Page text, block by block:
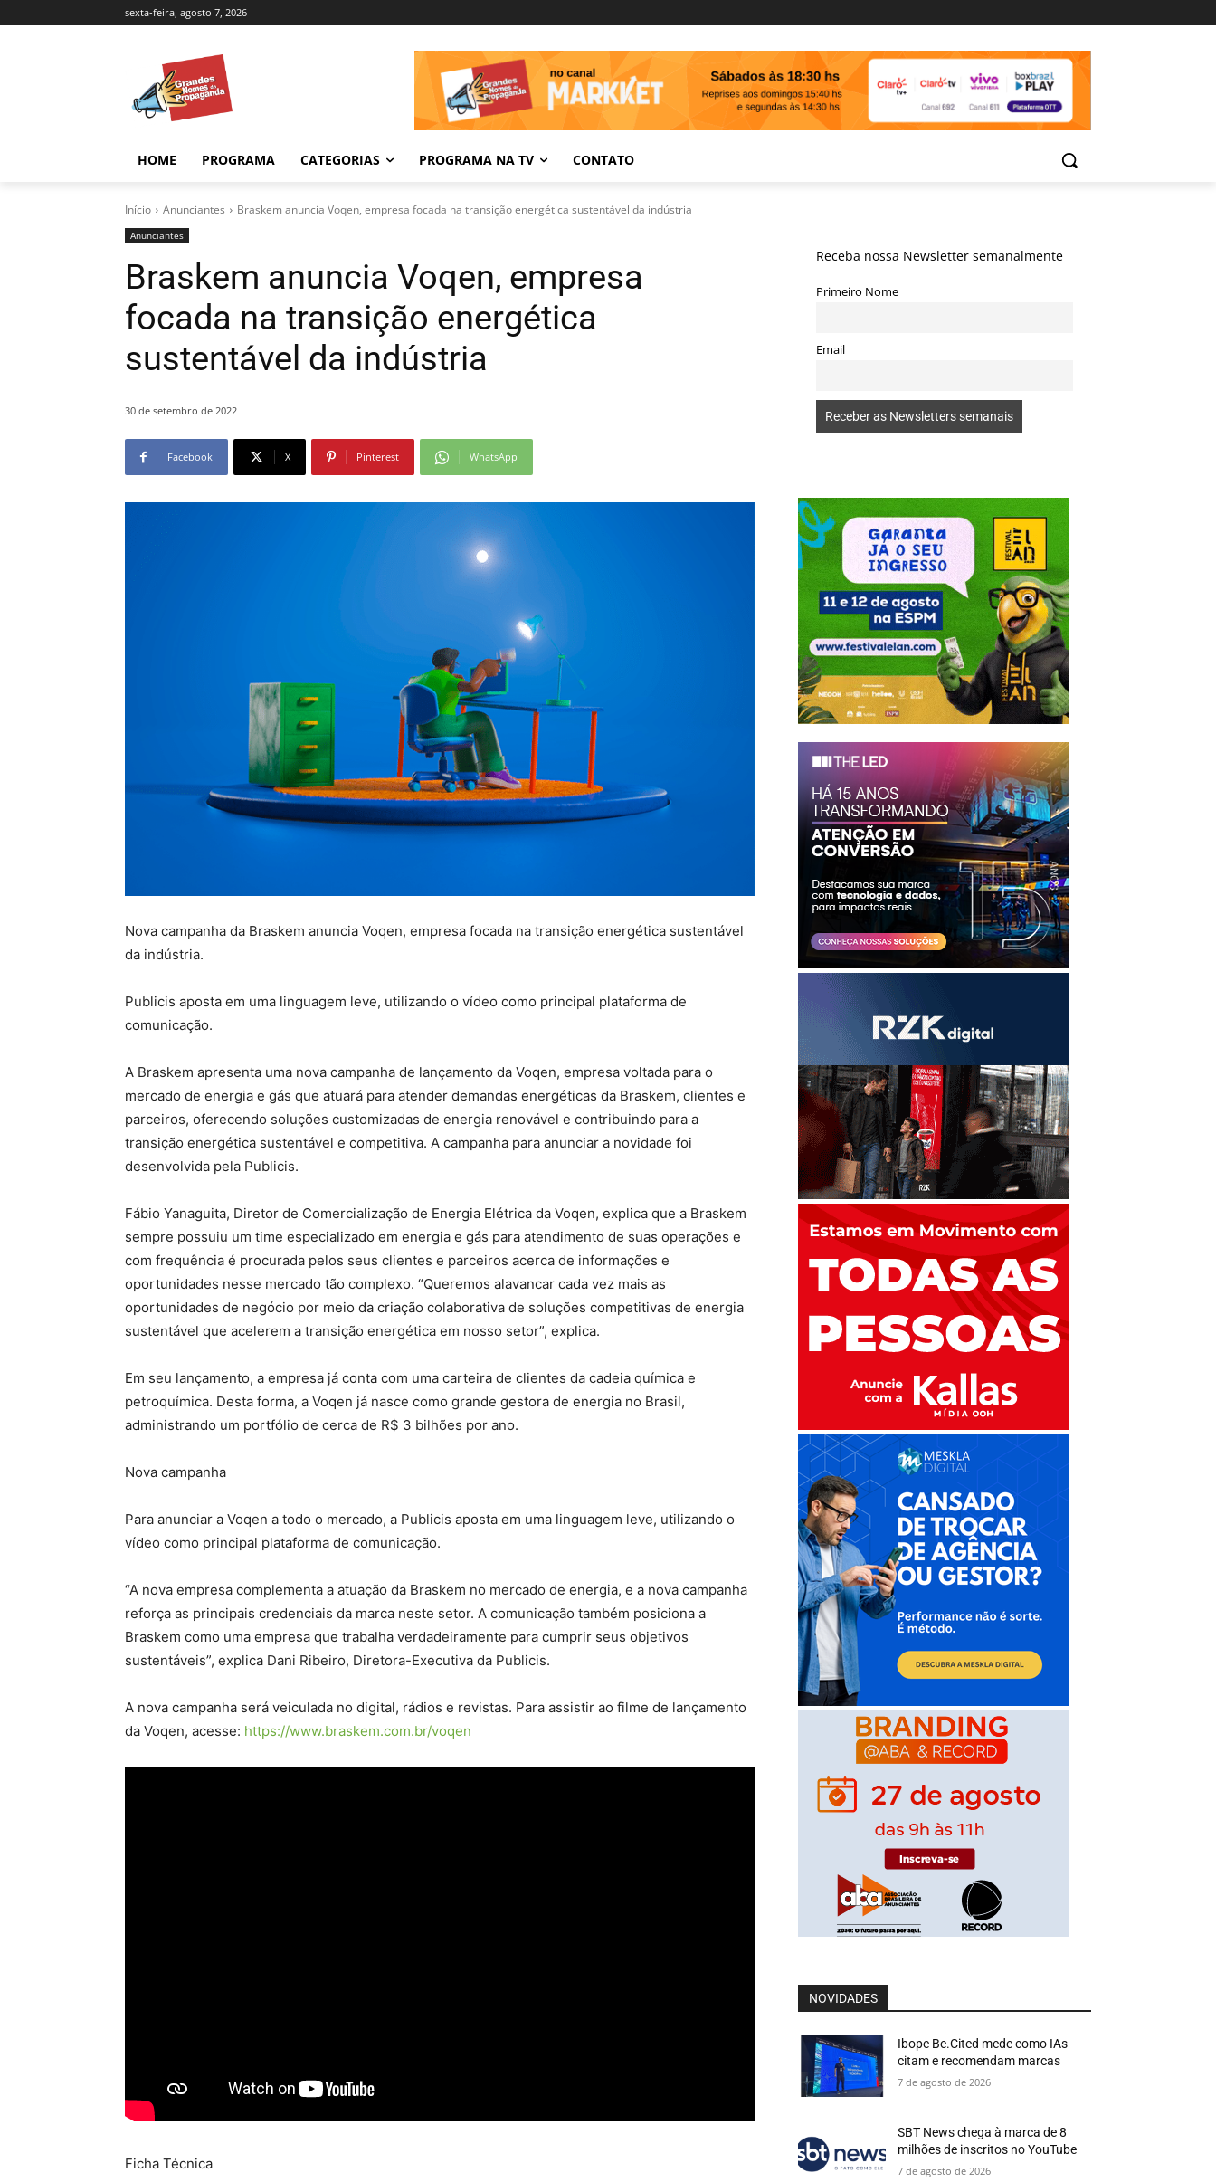
sexta-feira, agosto 7, 2026
HOME PROGRAMA CATEGORIAS PROGRAMA NA TV CONTATO
Início Anunciantes Braskem anuncia Voqen, empresa focada na transição energética sustentável da indústria
Anunciantes
Braskem anuncia Voqen, empresa
focada na transição energética
sustentável da indústria
30 de setembro de 2022
Facebook X Pinterest WhatsApp
Nova campanha da Braskem anuncia Voqen, empresa focada na transição energética sustentável
da indústria.
Publicis aposta em uma linguagem leve, utilizando o vídeo como principal plataforma de
comunicação.
A Braskem apresenta uma nova campanha de lançamento da Voqen, empresa voltada para o
mercado de energia e gás que atuará para atender demandas energéticas da Braskem, clientes e
parceiros, oferecendo soluções customizadas de energia renovável e contribuindo para a
transição energética sustentável e competitiva. A campanha para anunciar a novidade foi
desenvolvida pela Publicis.
Fábio Yanaguita, Diretor de Comercialização de Energia Elétrica da Voqen, explica que a Braskem
sempre possuiu um time especializado em energia e gás para atendimento de suas operações e
com frequência é procurada pelos seus clientes e parceiros acerca de informações e
oportunidades nesse mercado tão complexo. “Queremos alavancar cada vez mais as
oportunidades de negócio por meio da criação colaborativa de soluções competitivas de energia
sustentável que acelerem a transição energética em nosso setor”, explica.
Em seu lançamento, a empresa já conta com uma carteira de clientes da cadeia química e
petroquímica. Desta forma, a Voqen já nasce como grande gestora de energia no Brasil,
administrando um portfólio de cerca de R$ 3 bilhões por ano.
Nova campanha
Para anunciar a Voqen a todo o mercado, a Publicis aposta em uma linguagem leve, utilizando o
vídeo como principal plataforma de comunicação.
“A nova empresa complementa a atuação da Braskem no mercado de energia, e a nova campanha
reforça as principais credenciais da marca neste setor. A comunicação também posiciona a
Braskem como uma empresa que trabalha verdadeiramente para cumprir seus objetivos
sustentáveis”, explica Dani Ribeiro, Diretora-Executiva da Publicis.
A nova campanha será veiculada no digital, rádios e revistas. Para assistir ao filme de lançamento
da Voqen, acesse: https://www.braskem.com.br/voqen
Ficha Técnica
Receba nossa Newsletter semanalmente
Primeiro Nome
Email
NOVIDADES
Ibope Be.Cited mede como IAs
citam e recomendam marcas
7 de agosto de 2026
SBT News chega à marca de 8
milhões de inscritos no YouTube
7 de agosto de 2026